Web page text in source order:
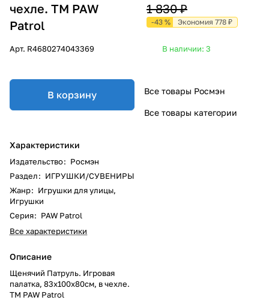
чехле. TM PAW
Patrol
Арт. R4680274043369
В корзину
Характеристики
Издательство: Росмэн
Раздел: ИГРУШКИ/СУВЕНИРЫ
Жанр: Игрушки для улицы,
Игрушки
Серия: PAW Patrol
Все характеристики
Описание
Щенячий Патруль. Игровая
палатка, 83х100х80см, в чехле.
TM PAW Patrol
1 830 ₽
-43 % Экономия 778 ₽
В наличии: 3
Все товары Росмэн
Все товары категории